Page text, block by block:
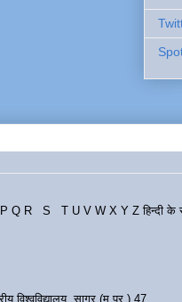
Q R S T U V W X Y Z हिन्दी के
विश्वविद्यालय, सागर (म.प्र.) 47...